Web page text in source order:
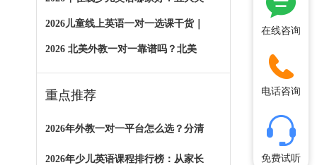
2026儿童线上英语一对一选课干货｜
2026 北美外教一对一靠谱吗？北美
重点推荐
2026年外教一对一平台怎么选？分清
2026年少儿英语课程排行榜：从家长
在线咨询
电话咨询
免费试听